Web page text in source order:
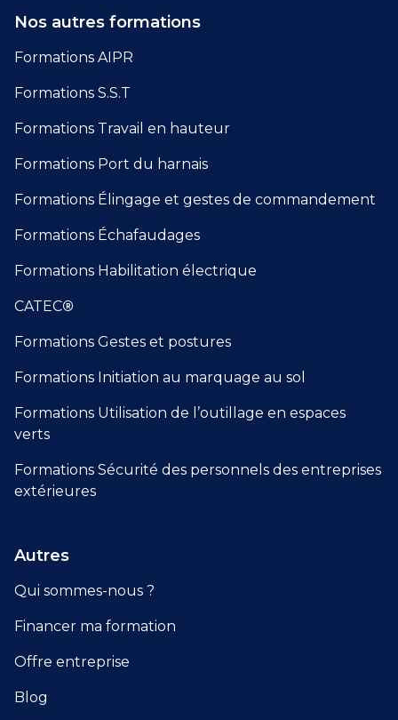
Nos autres formations
Formations AIPR
Formations S.S.T
Formations Travail en hauteur
Formations Port du harnais
Formations Élingage et gestes de commandement
Formations Échafaudages
Formations Habilitation électrique
CATEC®
Formations Gestes et postures
Formations Initiation au marquage au sol
Formations Utilisation de l’outillage en espaces
verts
Formations Sécurité des personnels des entreprises
extérieures
Autres
Qui sommes-nous ?
Financer ma formation
Offre entreprise
Blog